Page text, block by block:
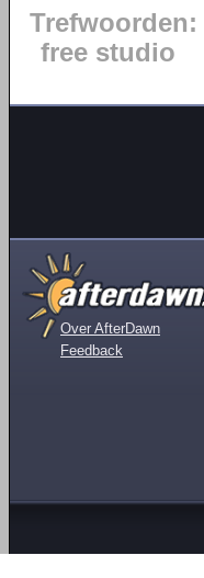
Trefwoorden:
free studio
Over AfterDawn
Feedback